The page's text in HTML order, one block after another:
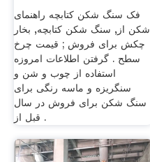
فک سنگ شکن کتابچه راهنمای
شکن از, سنگ شکن کتابچه, بخار
چکش برای فروش ; قیمت چرخ
سطح . گرفتن اطلاعات امروزه
استفاده از چوب و شن و
سنگریزه و ماسه رنگی برای
سنگ شکن برای فروش در سال
قبل از .